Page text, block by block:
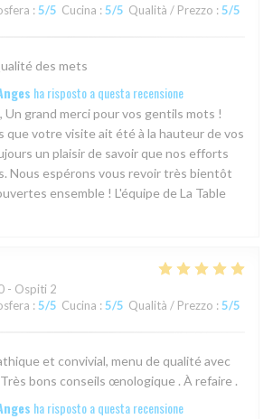
: 5/5 Cucina : 5/5 Qualità / Prezzo : 5/5
des mets
ha risposto a questa recensione
grand merci pour vos gentils mots !
que votre visite ait été à la hauteur de vos
un plaisir de savoir que nos efforts
Nous espérons vous revoir très bientôt
ensemble ! L'équipe de La Table
- Ospiti 2
: 5/5 Cucina : 5/5 Qualità / Prezzo : 5/5
et convivial, menu de qualité avec
bons conseils œnologique . À refaire .
ha risposto a questa recensione